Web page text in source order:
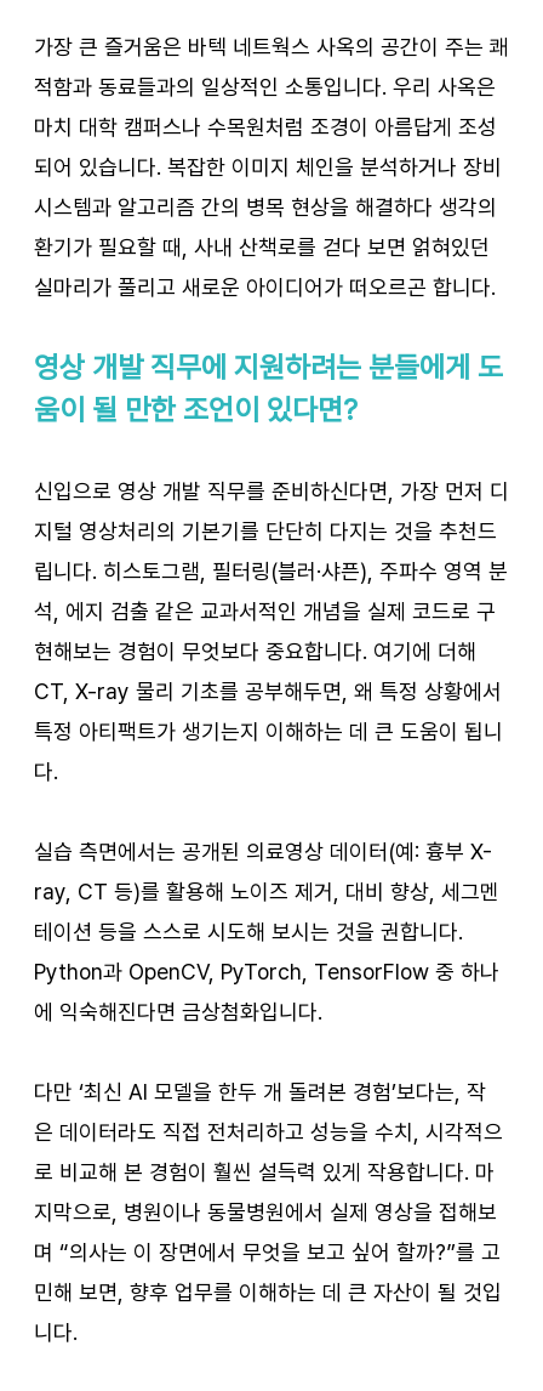
가장 큰 즐거움은 바텍 네트웍스 사옥의 공간이 주는 쾌
적함과 동료들과의 일상적인 소통입니다. 우리 사옥은
마치 대학 캠퍼스나 수목원처럼 조경이 아름답게 조성
되어 있습니다. 복잡한 이미지 체인을 분석하거나 장비
시스템과 알고리즘 간의 병목 현상을 해결하다 생각의
환기가 필요할 때, 사내 산책로를 걷다 보면 얽혀있던
실마리가 풀리고 새로운 아이디어가 떠오르곤 합니다.
영상 개발 직무에 지원하려는 분들에게 도
움이 될 만한 조언이 있다면?
신입으로 영상 개발 직무를 준비하신다면, 가장 먼저 디
지털 영상처리의 기본기를 단단히 다지는 것을 추천드
립니다. 히스토그램, 필터링(블러·샤픈), 주파수 영역 분
석, 에지 검출 같은 교과서적인 개념을 실제 코드로 구
현해보는 경험이 무엇보다 중요합니다. 여기에 더해
CT, X-ray 물리 기초를 공부해두면, 왜 특정 상황에서
특정 아티팩트가 생기는지 이해하는 데 큰 도움이 됩니
다.
실습 측면에서는 공개된 의료영상 데이터(예: 흉부 X-
ray, CT 등)를 활용해 노이즈 제거, 대비 향상, 세그멘
테이션 등을 스스로 시도해 보시는 것을 권합니다.
Python과 OpenCV, PyTorch, TensorFlow 중 하나
에 익숙해진다면 금상첨화입니다.
다만 ‘최신 AI 모델을 한두 개 돌려본 경험’보다는, 작
은 데이터라도 직접 전처리하고 성능을 수치, 시각적으
로 비교해 본 경험이 훨씬 설득력 있게 작용합니다. 마
지막으로, 병원이나 동물병원에서 실제 영상을 접해보
며 “의사는 이 장면에서 무엇을 보고 싶어 할까?”를 고
민해 보면, 향후 업무를 이해하는 데 큰 자산이 될 것입
니다.